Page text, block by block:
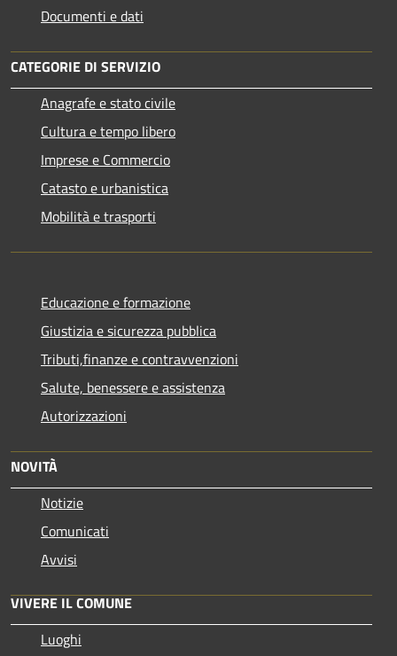
Documenti e dati
CATEGORIE DI SERVIZIO
Anagrafe e stato civile
Cultura e tempo libero
Imprese e Commercio
Catasto e urbanistica
Mobilità e trasporti
Educazione e formazione
Giustizia e sicurezza pubblica
Tributi,finanze e contravvenzioni
Salute, benessere e assistenza
Autorizzazioni
NOVITÀ
Notizie
Comunicati
Avvisi
VIVERE IL COMUNE
Luoghi